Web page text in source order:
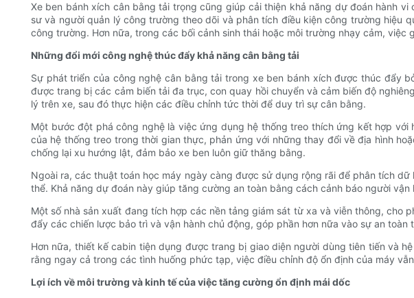
Xe ben bánh xích cân bằng tải trọng cũng giúp cải thiện khả năng dự đoán hành
sư và người quản lý công trường theo dõi và phân tích điều kiện công trường
công trường. Hơn nữa, trong các bối cảnh sinh thái hoặc môi trường nhạy cảm,
Những đổi mới công nghệ thúc đẩy khả năng cân bằng tải
Sự phát triển của công nghệ cân bằng tải trong xe ben bánh xích được thúc đẩy
được trang bị các cảm biến tải đa trục, con quay hồi chuyển và cảm biến độ
lý trên xe, sau đó thực hiện các điều chỉnh tức thời để duy trì sự cân bằng.
Một bước đột phá công nghệ là việc ứng dụng hệ thống treo thích ứng kết hợp
của hệ thống treo trong thời gian thực, phản ứng với những thay đổi về địa hình
chống lại xu hướng lật, đảm bảo xe ben luôn giữ thăng bằng.
Ngoài ra, các thuật toán học máy ngày càng được sử dụng rộng rãi để phân tích
thể. Khả năng dự đoán này giúp tăng cường an toàn bằng cách cảnh báo người
Một số nhà sản xuất đang tích hợp các nền tảng giám sát từ xa và viễn thông,
đẩy các chiến lược bảo trì và vận hành chủ động, góp phần hơn nữa vào sự an toàn
Hơn nữa, thiết kế cabin tiện dụng được trang bị giao diện người dùng tiên tiến và
rằng ngay cả trong các tình huống phức tạp, việc điều chỉnh độ ổn định của máy
Lợi ích về môi trường và kinh tế của việc tăng cường ổn định mái dốc